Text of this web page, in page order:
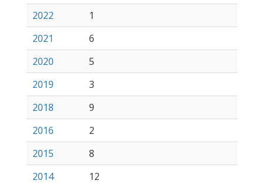
2022
1
2021
6
2020
5
2019
3
2018
9
2016
2
2015
8
2014
12